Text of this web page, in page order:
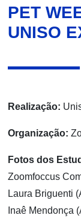
PET
UNISO
Realização:
Organização:
Fotos dos
Zoomfoccus
Laura Briguenti
Inaê Mendonça